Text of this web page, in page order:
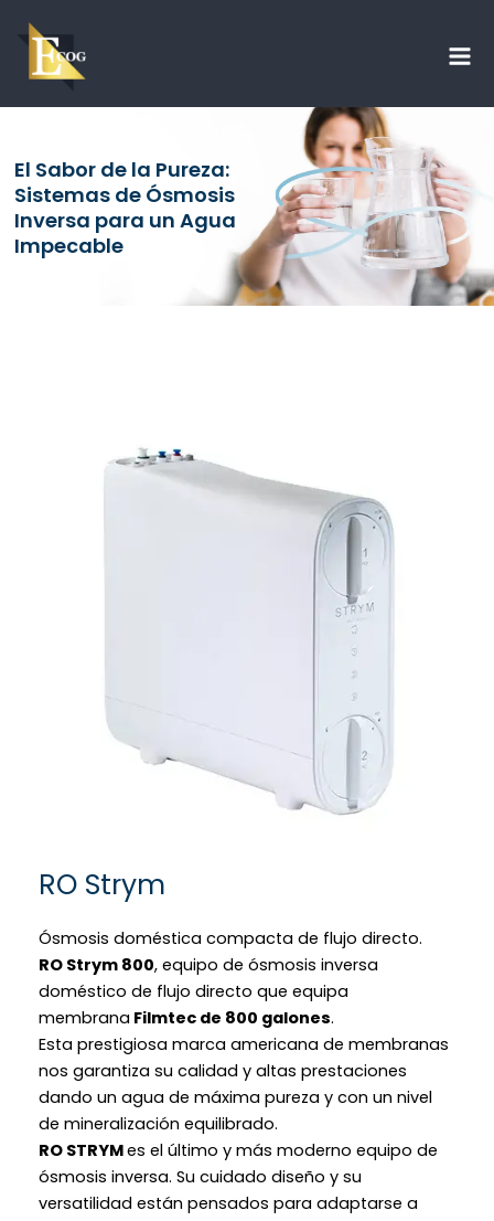
contenido
El Sabor de la Pureza:
Sistemas de Ósmosis
Inversa para un Agua
Impecable
RO Strym
Ósmosis doméstica compacta de flujo directo.
RO Strym 800, equipo de ósmosis inversa
doméstico de flujo directo que equipa
membrana Filmtec de 800 galones.
Esta prestigiosa marca americana de membranas
nos garantiza su calidad y altas prestaciones
dando un agua de máxima pureza y con un nivel
de mineralización equilibrado.
RO STRYMes el último y más moderno equipo de
ósmosis inversa. Su cuidado diseño y su
versatilidad están pensados para adaptarse a